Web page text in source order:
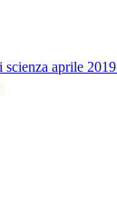
scienza aprile 2019